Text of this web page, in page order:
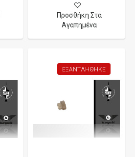
Προσθήκη Στα
Αγαπημένα
ΕΞΑΝΤΛΉΘΗΚΕ